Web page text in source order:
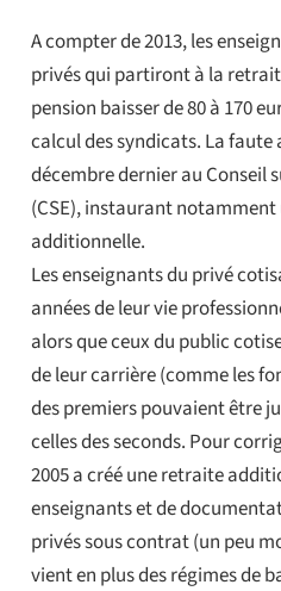
A compter de 2013, les
privés qui partiront à la
pension baisser de 80 à 170
calcul des syndicats. La faute
décembre dernier au Conseil
(CSE), instaurant
additionnelle.
Les enseignants du privé
années de leur vie
alors que ceux du public
de leur carrière (comme les
des premiers pouvaient être
celles des seconds. Pour
2005 a créé une retraite
enseignants et de
privés sous contrat (un peu
vient en plus des régimes de